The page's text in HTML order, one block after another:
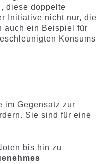
diese doppelte
Initiative nicht nur, die
auch ein Beispiel für
Konsums
im Gegensatz zur
Sie sind für eine
bis hin zu